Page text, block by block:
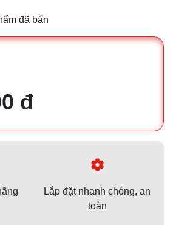
đã bán
đ
Lắp đặt nhanh chóng, an
toàn